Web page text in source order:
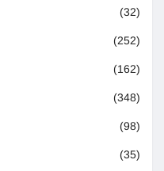
(32)
(252)
(162)
(348)
(98)
(35)